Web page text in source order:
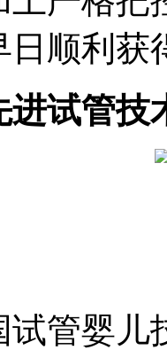
顺利获
进试管技
婴儿